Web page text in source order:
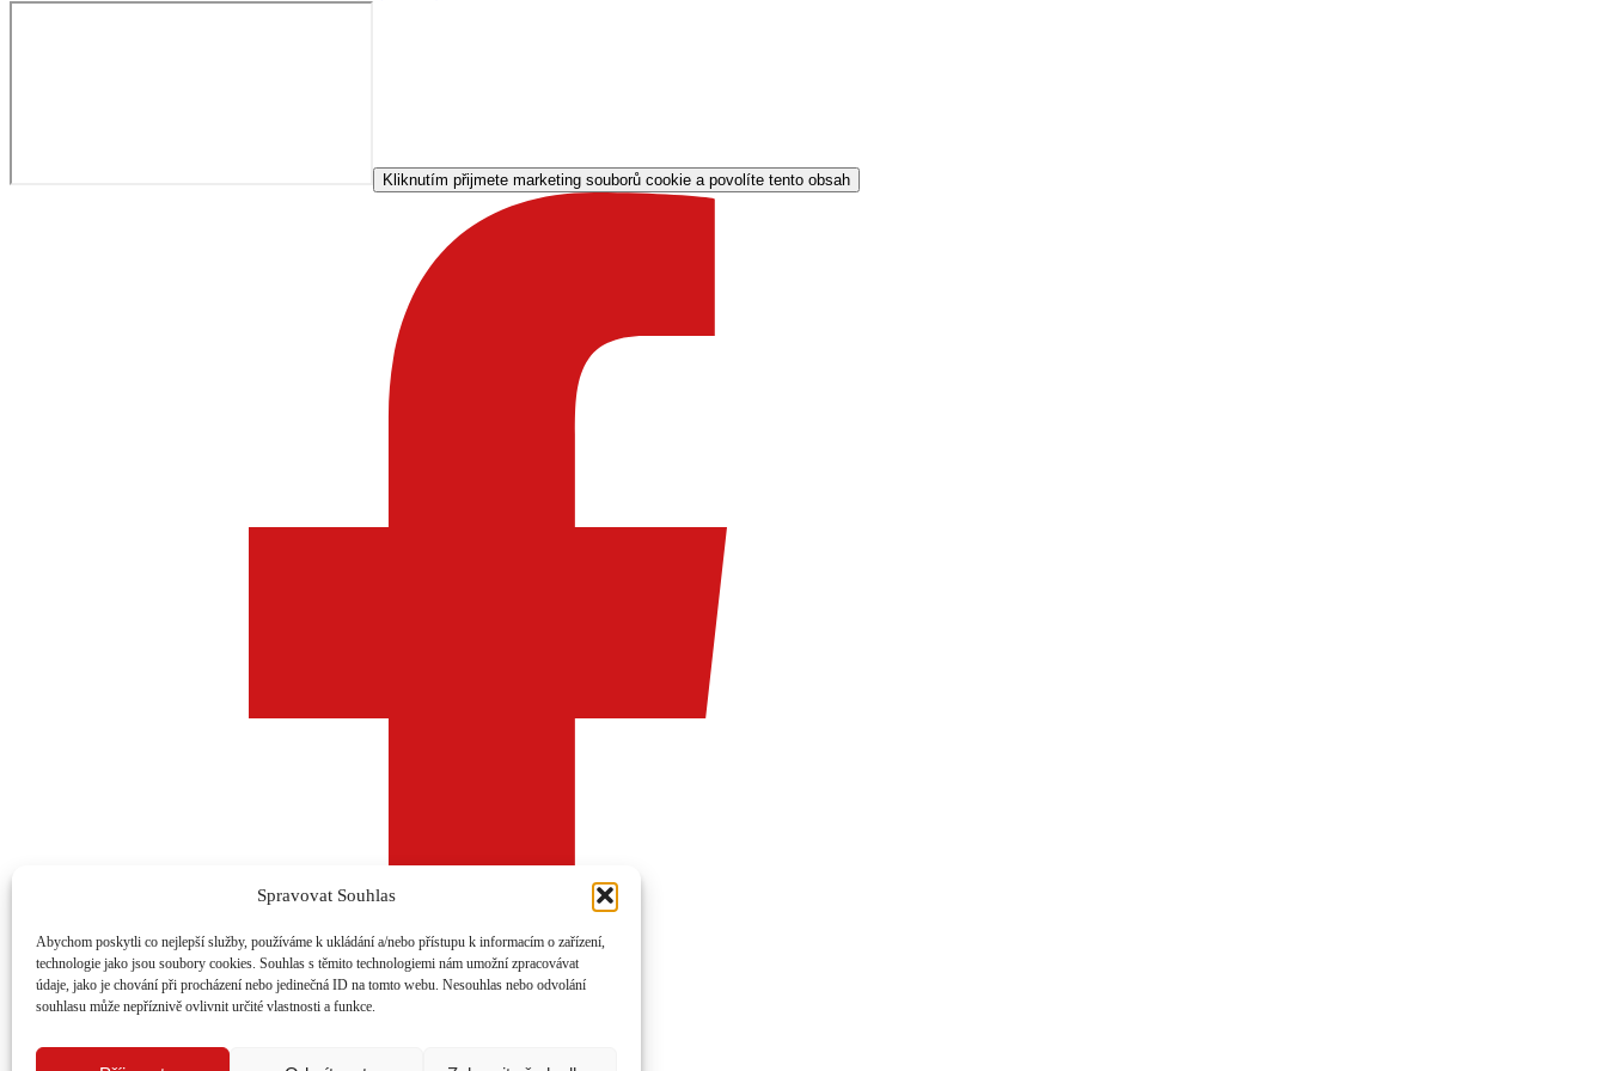
Spravovat Souhlas
Abychom poskytli co nejlepší služby, používáme k ukládání a/nebo přístupu k informacím o zařízení,
technologie jako jsou soubory cookies. Souhlas s těmito technologiemi nám umožní zpracovávat
údaje, jako je chování při procházení nebo jedinečná ID na tomto webu. Nesouhlas nebo odvolání
souhlasu může nepříznivě ovlivnit určité vlastnosti a funkce.
Kliknutím přijmete marketing souborů cookie a povolíte tento obsah